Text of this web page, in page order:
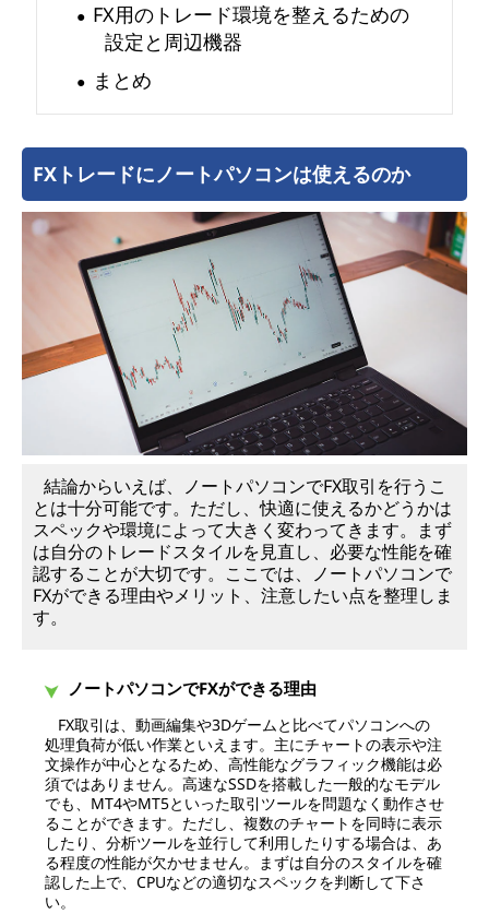
ド
環
の
整
方
FX用のトレード環境を整えるための
設定と周辺機器
まとめ
FXトレードにノートパソコンは使えるのか
結論からいえば、ノートパソコンでFX取引を行うこ
とは十分可能です。ただし、快適に使えるかどうかは
スペックや環境によって大きく変わってきます。まず
は自分のトレードスタイルを見直し、必要な性能を確
認することが大切です。ここでは、ノートパソコンで
FXができる理由やメリット、注意したい点を整理しま
す。
ノートパソコンでFXができる理由
FX取引は、動画編集や3Dゲームと比べてパソコンへの
処理負荷が低い作業といえます。主にチャートの表示や注
文操作が中心となるため、高性能なグラフィック機能は必
須ではありません。高速なSSDを搭載した一般的なモデル
でも、MT4やMT5といった取引ツールを問題なく動作させ
ることができます。ただし、複数のチャートを同時に表示
したり、分析ツールを並行して利用したりする場合は、あ
る程度の性能が欠かせません。まずは自分のスタイルを確
認した上で、CPUなどの適切なスペックを判断して下さ
い。